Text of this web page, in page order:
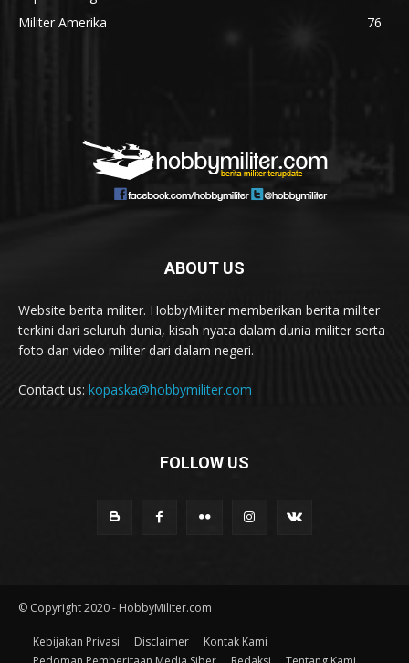
Militer Amerika
76
ABOUT US
Website berita militer. HobbyMiliter memberikan berita militer
terkini dari seluruh dunia, kisah nyata dalam dunia militer serta
foto dan video militer dari dalam negeri.
Contact us: kopaska@hobbymiliter.com
FOLLOW US
© Copyright 2020 - HobbyMiliter.com
Kebijakan Privasi Disclaimer
Kontak Kami